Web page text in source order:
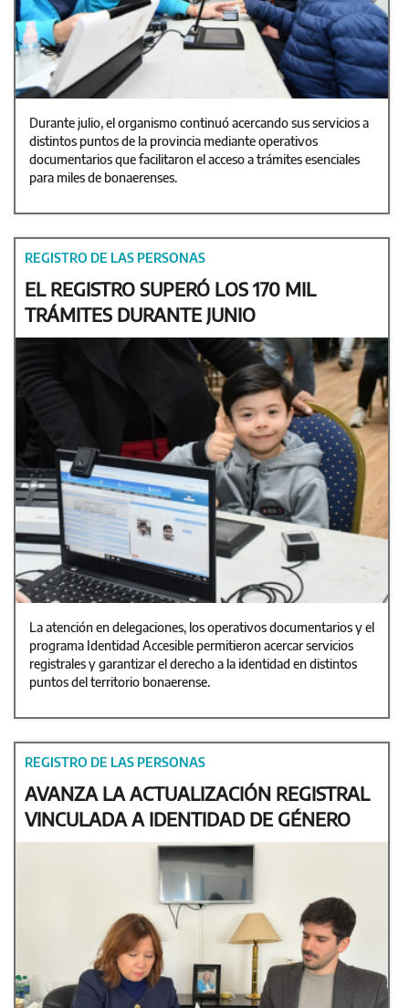
Durante julio, el organismo continuó acercando sus servicios a
distintos puntos de la provincia mediante operativos
documentarios que facilitaron el acceso a trámites esenciales
para miles de bonaerenses.
REGISTRO DE LAS PERSONAS
EL REGISTRO SUPERÓ LOS 170 MIL
TRÁMITES DURANTE JUNIO
La atención en delegaciones, los operativos documentarios y el
programa Identidad Accesible permitieron acercar servicios
registrales y garantizar el derecho a la identidad en distintos
puntos del territorio bonaerense.
REGISTRO DE LAS PERSONAS
AVANZA LA ACTUALIZACIÓN REGISTRAL
VINCULADA A IDENTIDAD DE GÉNERO